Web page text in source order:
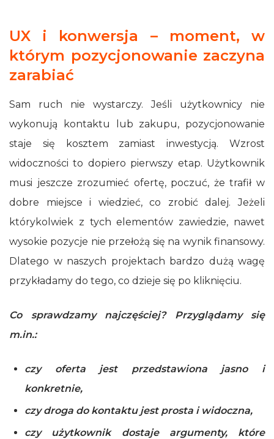
UX i konwersja – moment, w
którym pozycjonowanie zaczyna
zarabiać
Sam ruch nie wystarczy. Jeśli użytkownicy nie
wykonują kontaktu lub zakupu, pozycjonowanie
staje się kosztem zamiast inwestycją. Wzrost
widoczności to dopiero pierwszy etap. Użytkownik
musi jeszcze zrozumieć ofertę, poczuć, że trafił w
dobre miejsce i wiedzieć, co zrobić dalej. Jeżeli
którykolwiek z tych elementów zawiedzie, nawet
wysokie pozycje nie przełożą się na wynik finansowy.
Dlatego w naszych projektach bardzo dużą wagę
przykładamy do tego, co dzieje się po kliknięciu.
Co sprawdzamy najczęściej? Przyglądamy się
m.in.:
czy oferta jest przedstawiona jasno i
konkretnie,
czy droga do kontaktu jest prosta i widoczna,
czy użytkownik dostaje argumenty, które